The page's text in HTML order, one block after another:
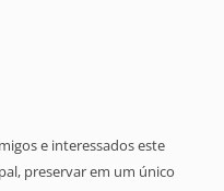
e interessados este
preservar em um único